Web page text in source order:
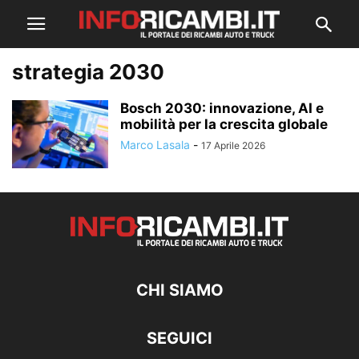
strategia 2030
Bosch 2030: innovazione, AI e
mobilità per la crescita globale
Marco Lasala - 17 Aprile 2026
CHI SIAMO
SEGUICI